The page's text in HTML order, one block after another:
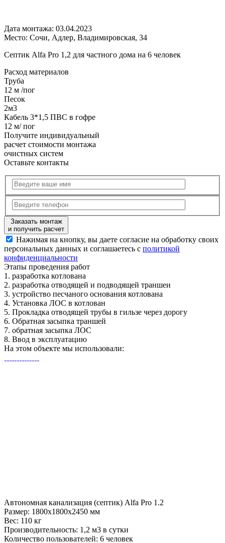
Дата монтажа: 03.04.2023
Место: Сочи, Адлер, Владимировская, 34
Септик Alfa Pro 1,2 для частного дома на 6 человек
Расход материалов
Труба
12 м /пог
Песок
2м3
Кабель 3*1,5 ПВС в гофре
12 м/ пог
Получите индивидуальный
расчет стоимости монтажа
очистных систем
Оставьте контакты
Заказать монтаж
и получить расчет
Нажимая на кнопку, вы даете согласие на обработку своих
персональных данных и соглашаетесь с политикой
конфиденциальности
Этапы проведения работ
1. разработка котлована
2. разработка отводящей и подводящей траншеи
3. устройство песчаного основания котлована
4. Установка ЛОС в котлован
5. Прокладка отводящей трубы в гильзе через дорогу
6. Обратная засыпка траншей
7. обратная засыпка ЛОС
8. Ввод в эксплуатацию
На этом объекте мы использовали:
Автономная канализация (септик) Alfa Pro 1.2
Размер: 1800x1800x2450 мм
Вес: 110 кг
Производительность: 1,2 м3 в сутки
Количество пользователей: 6 человек